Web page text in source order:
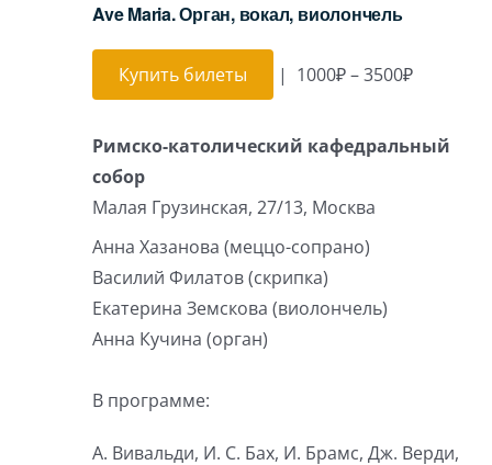
Ave Maria. Орган, вокал, виолончель
Купить билеты | 1000₽ – 3500₽
Римско-католический кафедральный
собор
Малая Грузинская, 27/13, Москва
Анна Хазанова (меццо-сопрано)
Василий Филатов (скрипка)
Екатерина Земскова (виолончель)
Анна Кучина (орган)
В программе:
А. Вивальди, И. С. Бах, И. Брамс, Дж. Верди,